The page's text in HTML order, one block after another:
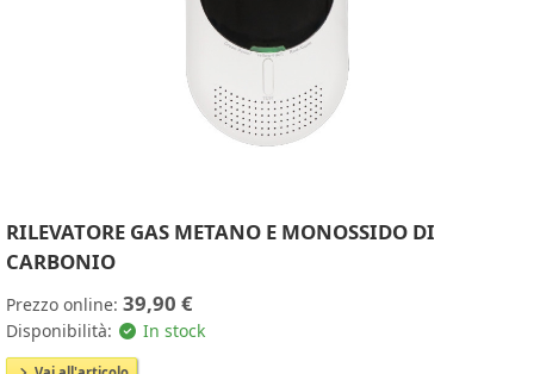
RILEVATORE GAS METANO E MONOSSIDO DI
CARBONIO
Prezzo online: 39,90 €
Disponibilità: In stock